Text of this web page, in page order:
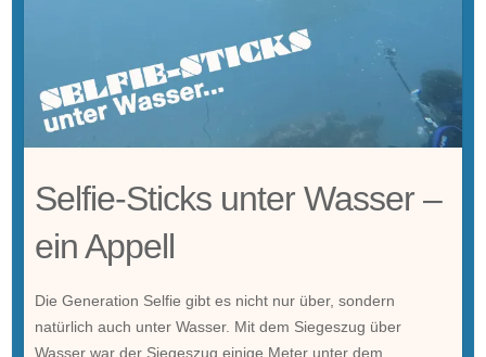
Selfie-Sticks unter Wasser –
ein Appell
Die Generation Selfie gibt es nicht nur über, sondern
natürlich auch unter Wasser. Mit dem Siegeszug über
Wasser war der Siegeszug einige Meter unter dem